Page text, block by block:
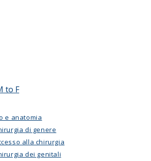
to F
e anatomia
di genere
alla chirurgia
dei genitali